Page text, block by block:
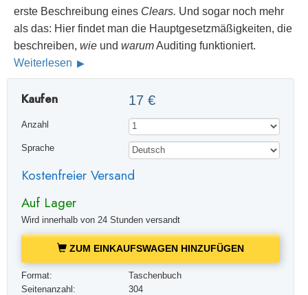
erste Beschreibung eines Clears. Und sogar noch mehr
als das: Hier findet man die Hauptgesetzmäßigkeiten, die
beschreiben, wie und warumAuditing funktioniert.
Weiterlesen
Kaufen 17 €
Anzahl
Sprache
Kostenfreier Versand
Auf Lager
Wird innerhalb von 24 Stunden versandt
ZUM EINKAUFSWAGEN HINZUFÜGEN
Format:
Taschenbuch
Seitenanzahl:
304